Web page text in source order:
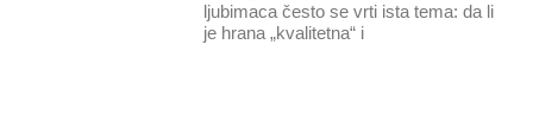
ljubimaca često se vrti ista tema: da li
je hrana „kvalitetna“ i